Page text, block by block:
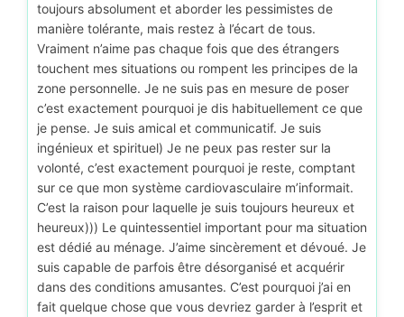
toujours absolument et aborder les pessimistes de
manière tolérante, mais restez à l’écart de tous.
Vraiment n’aime pas chaque fois que des étrangers
touchent mes situations ou rompent les principes de la
zone personnelle. Je ne suis pas en mesure de poser
c’est exactement pourquoi je dis habituellement ce que
je pense. Je suis amical et communicatif. Je suis
ingénieux et spirituel) Je ne peux pas rester sur la
volonté, c’est exactement pourquoi je reste, comptant
sur ce que mon système cardiovasculaire m’informait.
C’est la raison pour laquelle je suis toujours heureux et
heureux))) Le quintessentiel important pour ma situation
est dédié au ménage. J’aime sincèrement et dévoué. Je
suis capable de parfois être désorganisé et acquérir
dans des conditions amusantes. C’est pourquoi j’ai en
fait quelque chose que vous devriez garder à l’esprit et